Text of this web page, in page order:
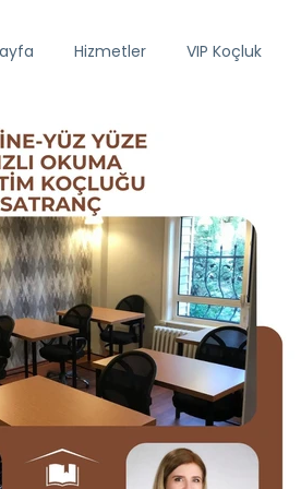
Hizmetler VIP Koçluk